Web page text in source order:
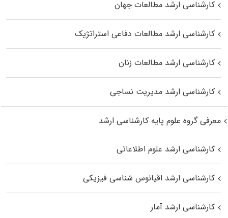
کارشناسی ارشد مطالعات جهان
کارشناسی ارشد مطالعات دفاعی استراتژیک
کارشناسی ارشد مطالعات زنان
کارشناسی ارشد مدیریت نساجی
معرفی گروه علوم پایه کارشناسی ارشد
کارشناسی ارشد علوم اطلاعاتی
کارشناسی ارشد اقیانوس‌ شناسی فیزیکی
کارشناسی ارشد آمار